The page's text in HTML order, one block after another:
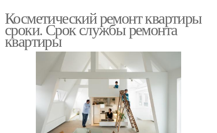
Косметический ремонт квартиры
сроки. Срок службы ремонта
квартиры